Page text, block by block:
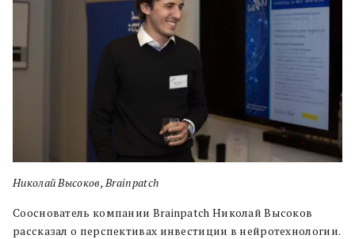
Николай Высоков, Brainpatch
Сооснователь компании Brainpatch Николай Высоков
рассказал о перспективах инвестиции в нейротехнологии.